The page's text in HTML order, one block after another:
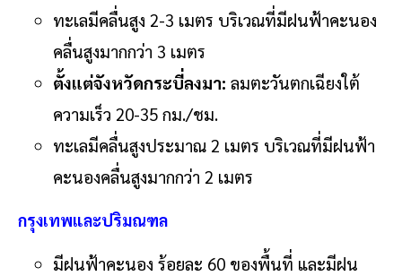
ทะเลมีคลื่นสูง 2-3 เมตร บริเวณที่มีฝนฟ้าคะนอง
คลื่นสูงมากกว่า 3 เมตร
ตั้งแต่จังหวัดกระบี่ลงมา: ลมตะวันตกเฉียงใต้
ความเร็ว 20-35 กม./ชม.
ทะเลมีคลื่นสูงประมาณ 2 เมตร บริเวณที่มีฝนฟ้า
คะนองคลื่นสูงมากกว่า 2 เมตร
กรุงเทพและปริมณฑล
มีฝนฟ้าคะนอง ร้อยละ 60 ของพื้นที่ และมีฝน